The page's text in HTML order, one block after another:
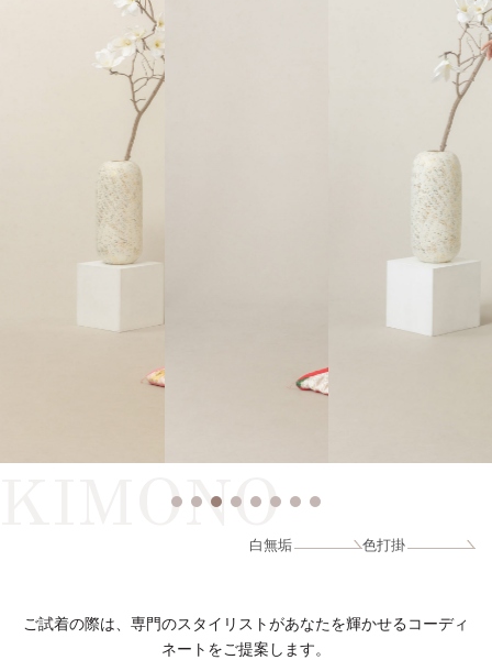
KIMONO
白無垢 色打掛
ご試着の際は、専門のスタイリストがあなたを輝かせるコーディ
ネートをご提案します。